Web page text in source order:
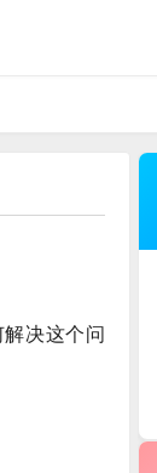
决这个问